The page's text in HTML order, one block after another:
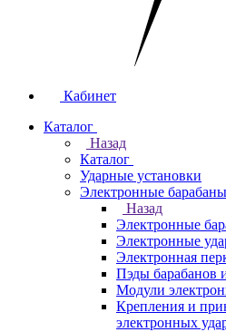
Кабинет
Каталог
Назад
Каталог
Ударные установки
Электронные барабаны
Назад
Электронные
Электронные
Электронная
Пэды барабанов
Модули
Крепления и
электронных